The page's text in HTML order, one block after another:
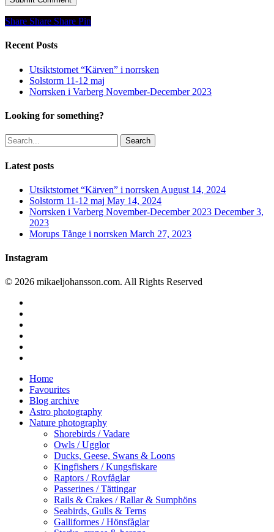
Share
Share Share Share Pin
Recent Posts
Utsiktstornet “Kärven” i norrsken
Solstorm 11-12 maj
Norrsken i Varberg November-December 2023
Looking for something?
Search
Latest posts
Utsiktstornet “Kärven” i norrsken August 14, 2024
Solstorm 11-12 maj May 14, 2024
Norrsken i Varberg November-December 2023 December 3,
2023
Morups Tånge i norrsken March 27, 2023
Instagram
© 2026 mikaeljohansson.com. All Rights Reserved
Close
Menu
Home
Favourites
Blog archive
Astro photography
Nature photography
Shorebirds / Vadare
Owls / Ugglor
Ducks, Geese, Swans & Loons
Kingfishers / Kungsfiskare
Raptors / Rovfåglar
Passerines / Tättingar
Rails & Crakes / Rallar & Sumphöns
Seabirds, Gulls & Terns
Galliformes / Hönsfåglar